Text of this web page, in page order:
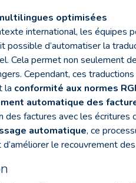
optimisées
international, les équipes
possible d’automatiser la
Cela permet non seulement
Cependant, ces
la conformité aux normes
automatique des
des factures avec les
automatique, ce
le recouvrement des